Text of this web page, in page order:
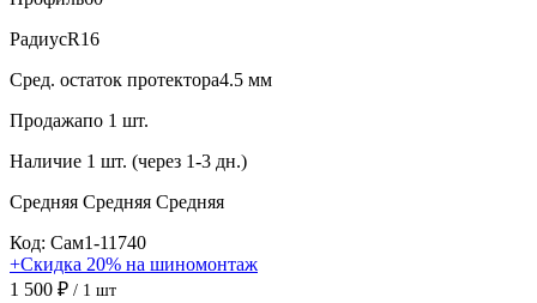
РадиусR16
Сред. остаток протектора4.5 мм
Продажапо 1 шт.
Наличие 1 шт. (через 1-3 дн.)
Средняя Средняя Средняя
Код: Сам1-11740
+Скидка 20% на шиномонтаж
1 500 ₽ / 1 шт